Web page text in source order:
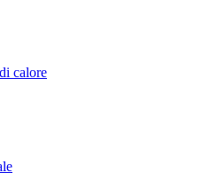
calore